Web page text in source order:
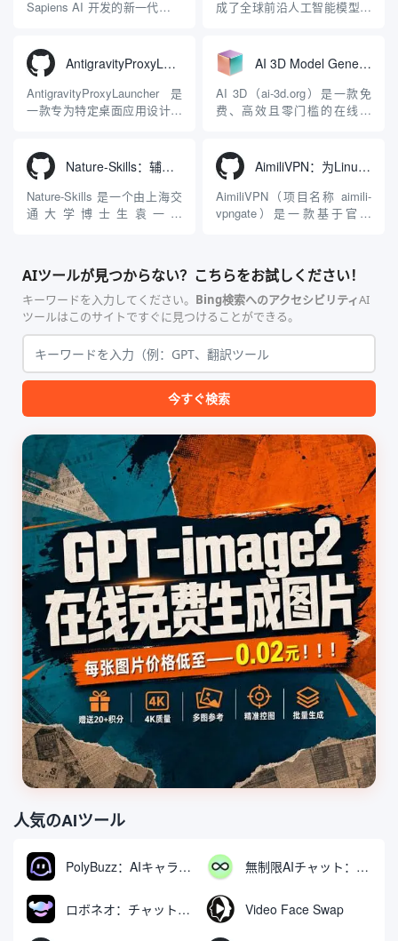
彻底摒...
GitHub Copilo...
Sapiens AI 开发的新一代多模
限制，提供集文本、图像、视
频生成于一体的“全模态”大模
型能力。平台的核心产品矩阵
包括主打自动化工作流的
成了全球前沿人工智能模型的
者、营销人员及广大用户提供
一站式、开箱即用的视觉内容
生成解决方案。网站的核心优
势在于其强大的多模型聚合能
AntigravityProxyLauncher：免TUN全局代理使用Antigravity IDE
AntigravityProxyLauncher 是
一款专为特定桌面应用设计的
Windows 平台。当用户使用桌
面版 Gemini 客户端或
Antigravity IDE ...
AI 3D Model Generator：通过文本和图像快速生成3D模型的在线工具
AI 3D（ai-3d.org）是一款免
费、高效且零门槛的在线AI
动Seed 3D两大行业领先的AI
模型架构，致力于帮助用户无
需掌握复杂的3D拓扑知识或昂
贵的专业软件，即可在...
Nature-Skills：辅助撰写学术论文和绘制科研图表的智能体插件
Nature-Skills 是一个由上海交
通大学博士生袁一哲
合，专为顶级学术期刊（如
Nature、Science、Cell 等）
的论文撰写与发表流程设计。
该工具集以智能体插...
AimiliVPN：为Linux提供纯净出站家庭IP的VPN代理网关
AimiliVPN（项目名称 aimili-
vpngate）是一款基于官方
具，专为 Linux 服务器环境
（如 VPS）设计。它完全采用
纯 Python 标准库编写，用户
无需安装...
AIツールが見つからない？こちらをお試しください！
キーワードを入力してください。 Bing検索へのアクセシビリティAI
ツールはこのサイトですぐに見つけることができる。
今すぐ検索
人気のAIツール
PolyBuzz：AIキャラクターと交流できる無料チャット＆ロールプレイングプラットフォーム 無制限AIチャット：無料無制限AIチャットツール
ロボネオ：チャットで動画や画像を生成・編集するAIツール Video Face Swap